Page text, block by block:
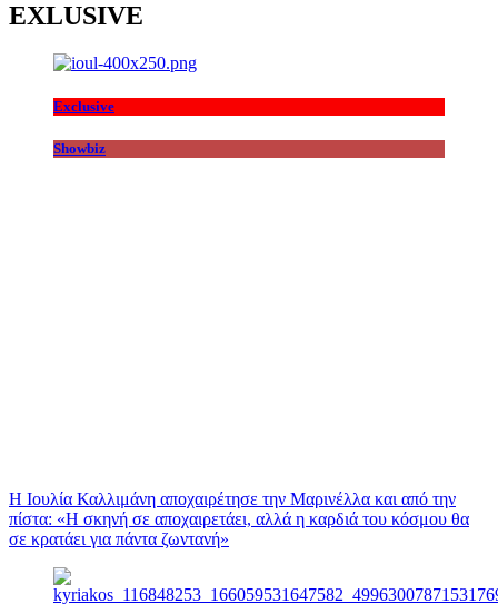
EXLUSIVE
Exclusive
Showbiz
Η Ιουλία Καλλιμάνη αποχαιρέτησε την Μαρινέλλα και από την
πίστα: «H σκηνή σε αποχαιρετάει, αλλά η καρδιά του κόσμου θα
σε κρατάει για πάντα ζωντανή»